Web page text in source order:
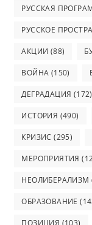
РУССКАЯ
РУССКОЕ
АКЦИИ (88)
ВОЙНА (150)
ДЕГРАДАЦИЯ (172)
ИСТОРИЯ (490)
КРИЗИС (295)
МЕРОПРИЯТИЯ
НЕОЛИБЕРАЛИЗМ
ОБРАЗОВАНИЕ
ПОЗИЦИЯ (103)